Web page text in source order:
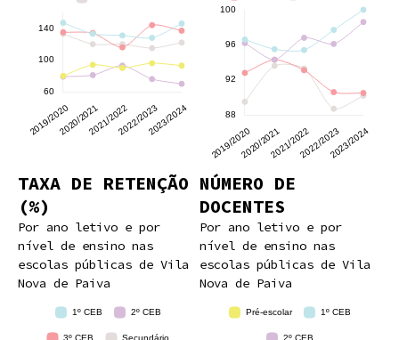
TAXA DE RETENÇÃO
(%)
Por ano letivo e por
nível de ensino nas
escolas públicas de Vila
Nova de Paiva
NÚMERO DE
DOCENTES
Por ano letivo e por
nível de ensino nas
escolas públicas de Vila
Nova de Paiva